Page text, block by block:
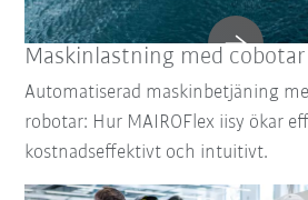
Maskinlastning med cobotar
Automatiserad maskinbetjäning
robotar: Hur MAIROFlex iisy ökar
kostnadseffektivt och intuitivt.